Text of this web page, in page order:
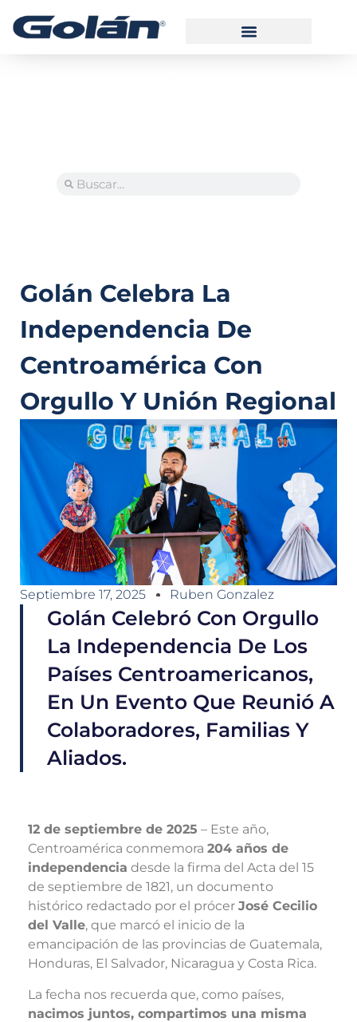
Golán Celebra La
Independencia De
Centroamérica Con
Orgullo Y Unión Regional
Septiembre 17, 2025 Ruben Gonzalez
Golán Celebró Con Orgullo
La Independencia De Los
Países Centroamericanos,
En Un Evento Que Reunió A
Colaboradores, Familias Y
Aliados.
12 de septiembre de 2025 – Este año,
Centroamérica conmemora 204 años de
independencia desde la firma del Acta del 15
de septiembre de 1821, un documento
histórico redactado por el prócer José Cecilio
del Valle, que marcó el inicio de la
emancipación de las provincias de Guatemala,
Honduras, El Salvador, Nicaragua y Costa Rica.
La fecha nos recuerda que, como países,
nacimos juntos, compartimos una misma